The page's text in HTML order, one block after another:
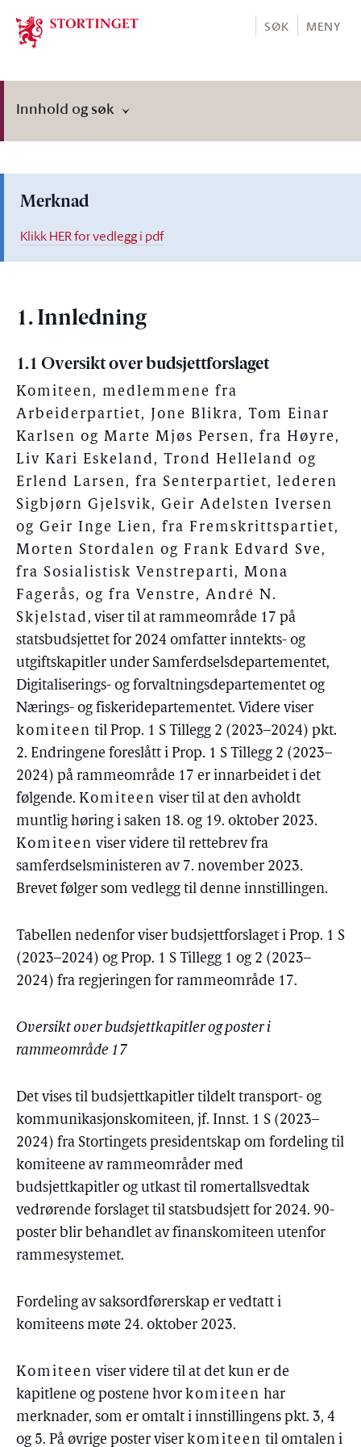
Stortinget.no
SØK MENY
Innhold og søk
Merknad
Klikk HER for vedlegg i pdf
1. Innledning
1.1 Oversikt over budsjettforslaget
Komiteen, medlemmene fra
Arbeiderpartiet, Jone Blikra, Tom Einar
Karlsen og Marte Mjøs Persen, fra Høyre,
Liv Kari Eskeland, Trond Helleland og
Erlend Larsen, fra Senterpartiet, lederen
Sigbjørn Gjelsvik, Geir Adelsten Iversen
og Geir Inge Lien, fra Fremskrittspartiet,
Morten Stordalen og Frank Edvard Sve,
fra Sosialistisk Venstreparti, Mona
Fagerås, og fra Venstre, André N.
Skjelstad, viser til at rammeområde 17 på
statsbudsjettet for 2024 omfatter inntekts- og
utgiftskapitler under Samferdselsdepartementet,
Digitaliserings- og forvaltningsdepartementet og
Nærings- og fiskeridepartementet. Videre viser
komiteen til Prop. 1 S Tillegg 2 (2023–2024) pkt.
2. Endringene foreslått i Prop. 1 S Tillegg 2 (2023–
2024) på rammeområde 17 er innarbeidet i det
følgende. Komiteen viser til at den avholdt
muntlig høring i saken 18. og 19. oktober 2023.
Komiteen viser videre til rettebrev fra
samferdselsministeren av 7. november 2023.
Brevet følger som vedlegg til denne innstillingen.
Tabellen nedenfor viser budsjettforslaget i Prop. 1 S
(2023–2024) og Prop. 1 S Tillegg 1 og 2 (2023–
2024) fra regjeringen for rammeområde 17.
Oversikt over budsjettkapitler og poster i
rammeområde 17
Det vises til budsjettkapitler tildelt transport- og
kommunikasjonskomiteen, jf. Innst. 1 S (2023–
2024) fra Stortingets presidentskap om fordeling til
komiteene av rammeområder med
budsjettkapitler og utkast til romertallsvedtak
vedrørende forslaget til statsbudsjett for 2024. 90-
poster blir behandlet av finanskomiteen utenfor
rammesystemet.
Fordeling av saksordførerskap er vedtatt i
komiteens møte 24. oktober 2023.
Komiteen viser videre til at det kun er de
kapitlene og postene hvor komiteen har
merknader, som er omtalt i innstillingens pkt. 3, 4
og 5. På øvrige poster viser komiteen til omtalen i